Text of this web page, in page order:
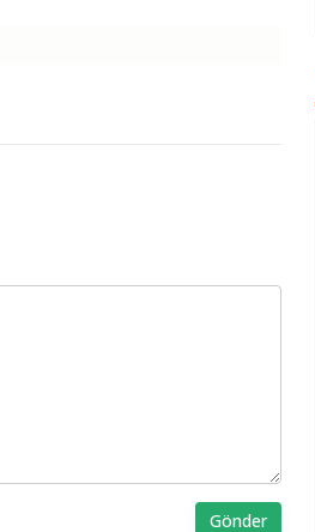
Gönder